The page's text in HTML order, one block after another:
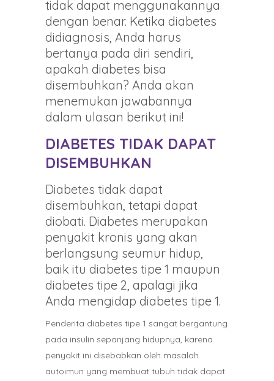
tidak dapat menggunakannya
dengan benar. Ketika diabetes
didiagnosis, Anda harus
bertanya pada diri sendiri,
apakah diabetes bisa
disembuhkan? Anda akan
menemukan jawabannya
dalam ulasan berikut ini!
DIABETES TIDAK DAPAT
DISEMBUHKAN
Diabetes tidak dapat
disembuhkan, tetapi dapat
diobati. Diabetes merupakan
penyakit kronis yang akan
berlangsung seumur hidup,
baik itu diabetes tipe 1 maupun
diabetes tipe 2, apalagi jika
Anda mengidap diabetes tipe 1.
Penderita diabetes tipe 1 sangat bergantung
pada insulin sepanjang hidupnya, karena
penyakit ini disebabkan oleh masalah
autoimun yang membuat tubuh tidak dapat